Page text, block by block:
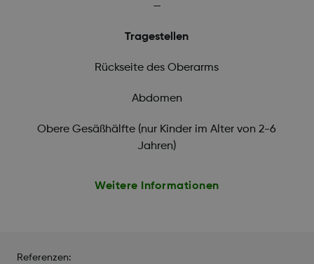
—
Tragestellen
Rückseite des Oberarms
Abdomen
Obere Gesäßhälfte (nur Kinder im Alter von 2-6
Jahren)
Weitere Informationen
Referenzen: